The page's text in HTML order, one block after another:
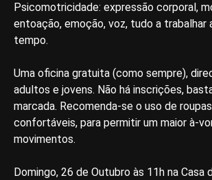
Psicomotricidade: expressão corporal,
entoação, emoção, voz, tudo a trabalhar
tempo.
Uma oficina gratuita (como sempre),
adultos e jovens. Não há inscrições,
marcada. Recomenda-se o uso de
confortáveis, para permitir um maior à-
movimentos.
Domingo, 26 de Outubro às 11h na Casa